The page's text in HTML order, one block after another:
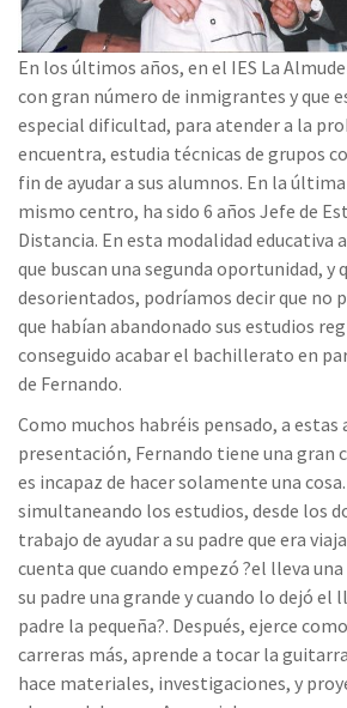
En los últimos años, en el IES La
con gran número de inmigrantes y que
especial dificultad, para atender a la
encuentra, estudia técnicas de grupos
fin de ayudar a sus alumnos. En la
mismo centro, ha sido 6 años Jefe de
Distancia. En esta modalidad educativa
que buscan una segunda oportunidad, y
desorientados, podríamos decir que no
que habían abandonado sus estudios
conseguido acabar el bachillerato en
de Fernando.
Como muchos habréis pensado, a estas
presentación, Fernando tiene una gran
es incapaz de hacer solamente una
simultaneando los estudios, desde los
trabajo de ayudar a su padre que era
cuenta que cuando empezó ?el lleva
su padre una grande y cuando lo dejó el
padre la pequeña?. Después, ejerce
carreras más, aprende a tocar la
hace materiales, investigaciones, y